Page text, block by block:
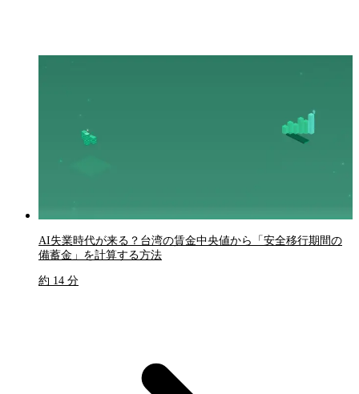
AI失業時代が来る？台湾の賃金中央値から「安全移行期間の
備蓄金」を計算する方法
約 14 分